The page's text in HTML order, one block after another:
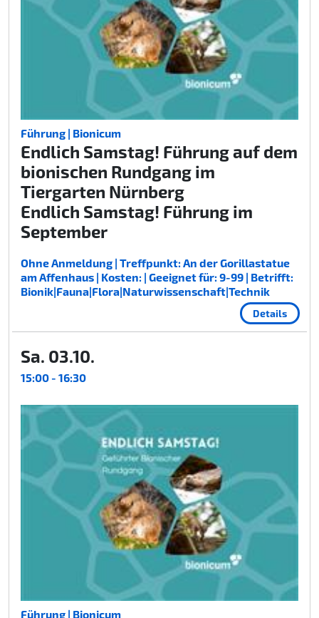
Führung | Bionicum
Endlich Samstag! Führung auf dem
bionischen Rundgang im
Tiergarten Nürnberg
Endlich Samstag! Führung im
September
Ohne Anmeldung | Treffpunkt: An der Gorillastatue
am Affenhaus | Kosten: | Geeignet für: 9-99 | Betrifft:
Bionik|Fauna|Flora|Naturwissenschaft|Technik
Details
Sa. 03.10.
15:00 - 16:30
Führung | Bionicum